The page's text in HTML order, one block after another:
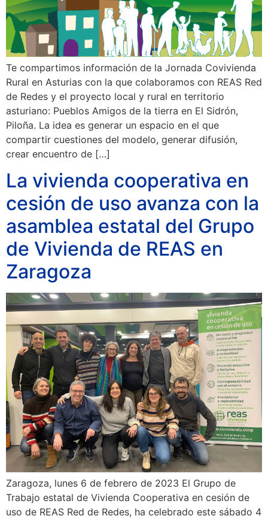
Te compartimos información de la Jornada Covivienda
Rural en Asturias con la que colaboramos con REAS Red
de Redes y el proyecto local y rural en territorio
asturiano: Pueblos Amigos de la tierra en El Sidrón,
Piloña. La idea es generar un espacio en el que
compartir cuestiones del modelo, generar difusión,
crear encuentro de […]
La vivienda cooperativa en
cesión de uso avanza con la
asamblea estatal del Grupo
de Vivienda de REAS en
Zaragoza
Zaragoza, lunes 6 de febrero de 2023 El Grupo de
Trabajo estatal de Vivienda Cooperativa en cesión de
uso de REAS Red de Redes, ha celebrado este sábado 4